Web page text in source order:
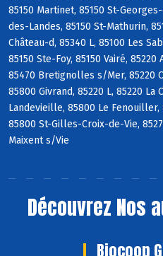
85150 Martinet, 85150 St-
des-Landes, 85150 St-Mathurin,
Château-d, 85340 L, 85100 Les
85150 Ste-Foy, 85150 Vairé,
85470 Bretignolles s/Mer, 85220
85800 Givrand, 85220 L, 85220 La
Landevieille, 85800 Le
85800 St-Gilles-Croix-de-Vie,
Maixent s/Vie
Découvrez Nos
Biocoop